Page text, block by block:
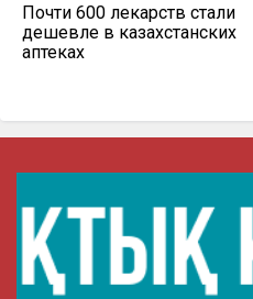
Почти 600 лекарств стали
дешевле в казахстанских
аптеках